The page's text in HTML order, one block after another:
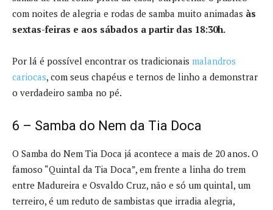
com noites de alegria e rodas de samba muito animadas às
sextas-feiras e aos sábados a partir das 18:30h.
Por lá é possível encontrar os tradicionais malandros
cariocas, com seus chapéus e ternos de linho a demonstrar
o verdadeiro samba no pé.
6 – Samba do Nem da Tia Doca
O Samba do Nem Tia Doca já acontece a mais de 20 anos. O
famoso “Quintal da Tia Doca”, em frente a linha do trem
entre Madureira e Osvaldo Cruz, não e só um quintal, um
terreiro, é um reduto de sambistas que irradia alegria,